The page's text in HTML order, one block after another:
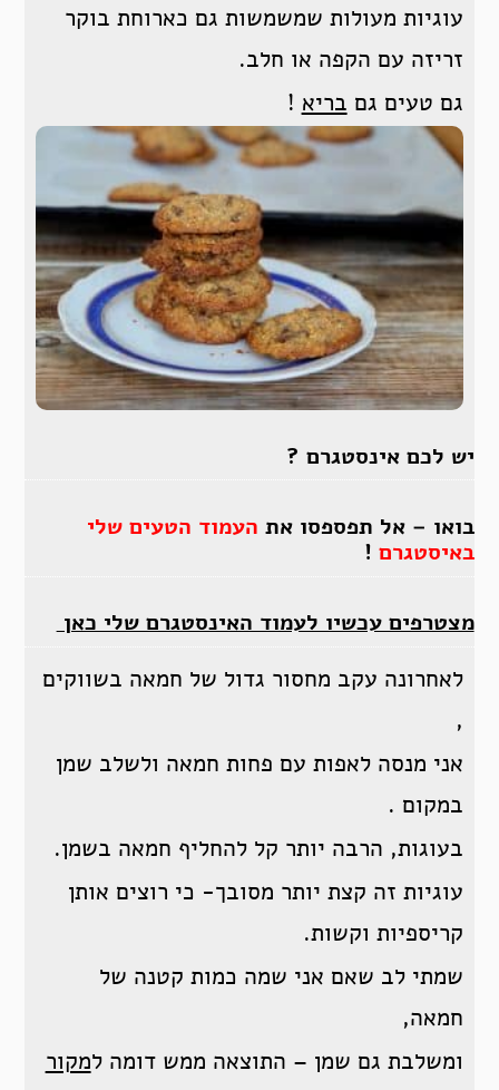
עוגיות מעולות שמשמשות גם כארוחת בוקר
זריזה עם הקפה או חלב.
גם טעים גם בריא !
יש לכם אינסטגרם ?
בואו – אל תפספסו את העמוד הטעים שלי
באיסטגרם !
מצטרפים עכשיו לעמוד האינסטגרם שלי כאן
לאחרונה עקב מחסור גדול של חמאה בשווקים
,
אני מנסה לאפות עם פחות חמאה ולשלב שמן
במקום .
בעוגות, הרבה יותר קל להחליף חמאה בשמן.
עוגיות זה קצת יותר מסובך- כי רוצים אותן
קריספיות וקשות.
שמתי לב שאם אני שמה כמות קטנה של
חמאה,
ומשלבת גם שמן – התוצאה ממש דומה למקור